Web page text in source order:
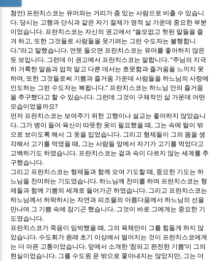
첨언) 프란치스코는 유머와는 거리가 좀 있는 사람으로 비출 수 있습니
다. 당시는 고행과 단식과 같은 자기 절제가 영적 삶 가운데 중요한 부분
이었습니다. 프란치스코는 자신의 권고에서“쓸모없고 헛된 말들을 즐
겨 하고 , 또한 그것들로 사람들을 웃기려는 그런 수도자는 불행합니
다.”라고 말했습니다. 언뜻 들으면 프란치스코는 유머를 좋아하지 않은
듯 보입니다. 그런데 이 권고에서 프란치스코는 말합니다. “주님의 지극
히 거룩한 말씀과 업적 말고 다른 데서는 흐뭇함과 즐거움을 느끼지 못
하며 , 또한 그것들로써 기쁨과 즐거움 가운데 사람들을 하느님의 사랑에
인도하는 그런 수도자는 복됩니다.” 프란치스코는 하느님 안의 즐거움
을 추구했다고 할 수 있습니다. 그런데 그것이 구체적인 삶 가운데 어떤
모습이었을까요?
먼저 프란치스코는 보여주기 위한 고행이나 설교는 좋아하지 않았습니
다. 그가 병이 들어 육신이 따뜻한 옷이 필요했을 때 , 그는 속에 털이 밖
으로 보이도록 해서 그 옷을 입었습니다. 그리고 형제들이 그의 몸을 생
각해서 고기를 먹였을 때 , 그는 사람들 앞에서 자기가 고기를 먹었다고
고백하기도 하였습니다. 프란치스코는 겉과 속이 다르지 않는 세계를 추
구했습니다.
그리고 프란치스코는 형제들과 함께 모여 기도할 때 , 중요한 기도는 하
느님을 찬미하는 기도였습니다.하느님께 찬미를 하며 프란치스코는 형
제들과 함께 기쁨의 세계로 들어가곤 하였습니다. 그리고 프란치스코는
하느님께서 허락하시는 자연과 피조물의 아름다움에서 하느님의 선을
만나며 그 기쁨 속에 잠기곤 했습니다. 그것이 바로 그에게는 중요한 기
도였습니다.
프란치스코가 죽음이 임박했을 때 , 그의 육체만이 그를 힘들게 하지 않
았습니다. 수도회가 원래 초기 이상에서 멀어지는 것이 프란치스코에게
는 더 아픈 고통이었습니다. 앞에서 소개한‘참되고 완전한 기쁨’이 그의
현실이었습니다. 그를 수도원 문 밖으로 쫓아내지는 않았지만, 그는 더